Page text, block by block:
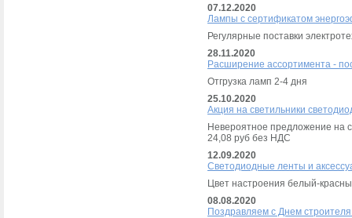
07.12.2020
Лампы с сертификатом
Регулярные поставки
28.11.2020
Расширение ассортимента -
Отгрузка ламп 2-4 дня
25.10.2020
Акция на светильники
Невероятное предложение на
24,08 руб без НДС
12.09.2020
Светодиодные ленты и
Цвет настроения белый-
08.08.2020
Поздравляем с Днем